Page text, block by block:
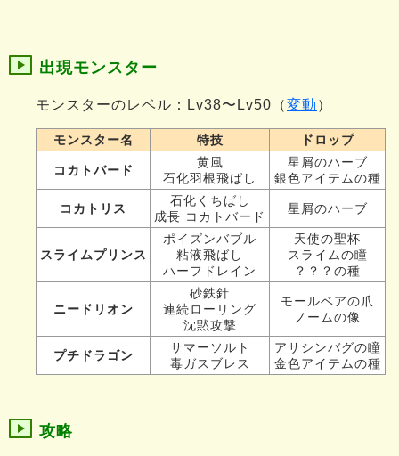
出現モンスター
モンスターのレベル：Lv38〜Lv50（変動 ）
モンスター名 特技 ドロップ
コカトバード
黄風
石化羽根飛ばし
星屑のハーブ
銀色アイテムの種
コカトリス
石化くちばし
成長 コカトバード
星屑のハーブ
スライムプリンス
ポイズンバブル
粘液飛ばし
ハーフドレイン
天使の聖杯
スライムの瞳
？？？の種
ニードリオン
砂鉄針
連続ローリング
沈黙攻撃
モールベアの爪
ノームの像
プチドラゴン
サマーソルト
毒ガスブレス
アサシンバグの瞳
金色アイテムの種
攻略